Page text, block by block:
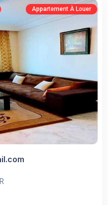
Appartement À Louer